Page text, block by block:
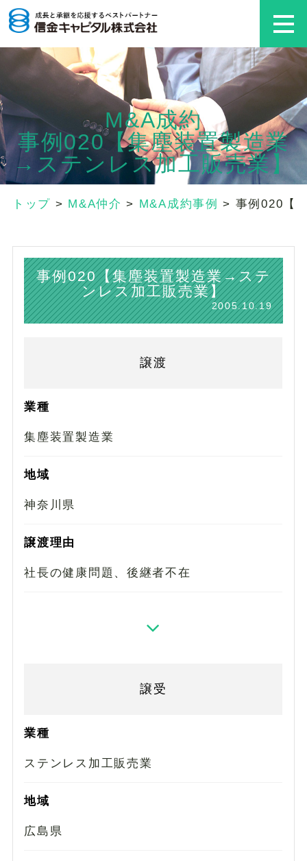
M&A成約
事例020【集塵装置製造業
→ステンレス加工販売業】
トップ > M&A仲介 > M&A成約事例 > 事例020【
事例020【集塵装置製造業→ステ
ンレス加工販売業】
2005.10.19
譲渡
業種
集塵装置製造業
地域
神奈川県
譲渡理由
社長の健康問題、後継者不在
譲受
業種
ステンレス加工販売業
地域
広島県